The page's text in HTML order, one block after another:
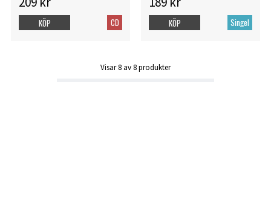
CD
KÖP Singel
KÖP
Visar8 av8produkter